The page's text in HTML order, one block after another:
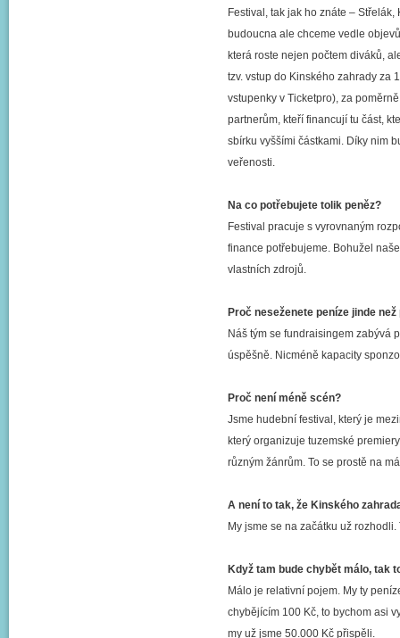
Festival, tak jak ho znáte –
budoucna ale chceme vedle
která roste nejen počtem diváků,
tzv. vstup do Kinského zahrady za
vstupenky v Ticketpro), za
partnerům, kteří financují tu část,
sbírku vyššími částkami. Díky nim
veřenosti.
Na co potřebujete tolik peněz?
Festival pracuje s vyrovnaným
finance potřebujeme. Bohužel
vlastních zdrojů.
Proč neseženete peníze jinde
Náš tým se fundraisingem zabývá
úspěšně. Nicméně kapacity
Proč není méně scén?
Jsme hudební festival, který je
který organizuje tuzemské
různým žánrům. To se prostě na
A není to tak, že Kinského
My jsme se na začátku už
Když tam bude chybět málo, tak
Málo je relativní pojem. My ty
chybějícím 100 Kč, to bychom asi
my už jsme 50.000 Kč přispěli.